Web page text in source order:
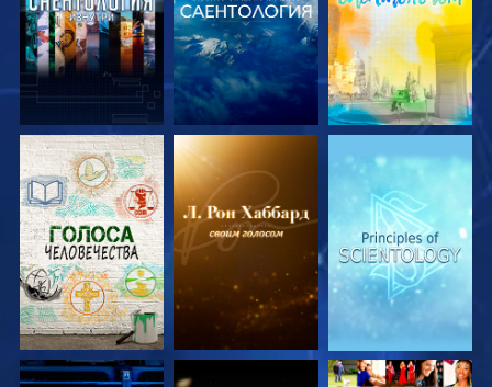
СМОТРЕТЬ
ПЕРЕДАЧИ
СМОТРЕТЬ
ПЕРЕДАЧИ
СМОТРЕТЬ
ПЕРЕДАЧИ